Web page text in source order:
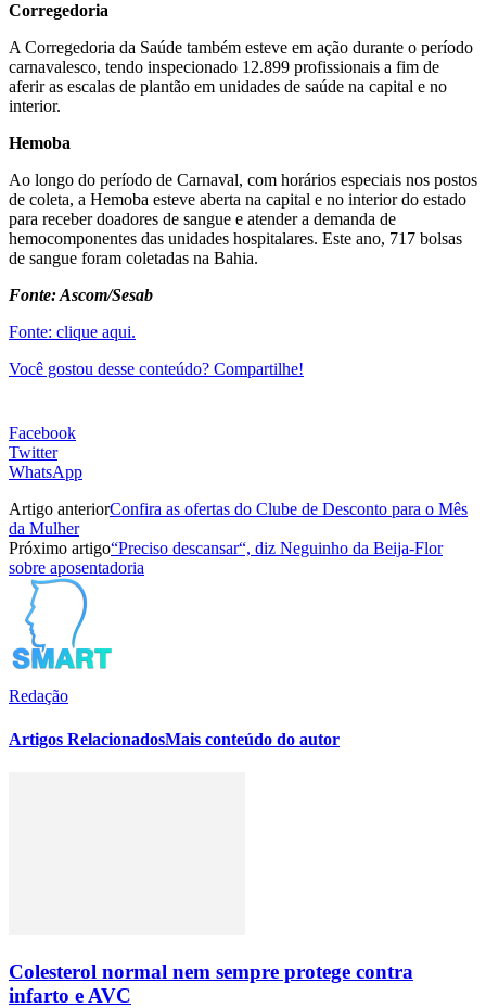
Corregedoria
A Corregedoria da Saúde também esteve em ação durante o período
carnavalesco, tendo inspecionado 12.899 profissionais a fim de
aferir as escalas de plantão em unidades de saúde na capital e no
interior.
Hemoba
Ao longo do período de Carnaval, com horários especiais nos postos
de coleta, a Hemoba esteve aberta na capital e no interior do estado
para receber doadores de sangue e atender a demanda de
hemocomponentes das unidades hospitalares. Este ano, 717 bolsas
de sangue foram coletadas na Bahia.
Fonte: Ascom/Sesab
Fonte: clique aqui.
Você gostou desse conteúdo? Compartilhe!
Facebook
Twitter
WhatsApp
Artigo anteriorConfira as ofertas do Clube de Desconto para o Mês
da Mulher
Próximo artigo“Preciso descansar“, diz Neguinho da Beija-Flor
sobre aposentadoria
Redação
Artigos RelacionadosMais conteúdo do autor
Colesterol normal nem sempre protege contra
infarto e AVC